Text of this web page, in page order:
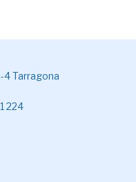
4 Tarragona
224